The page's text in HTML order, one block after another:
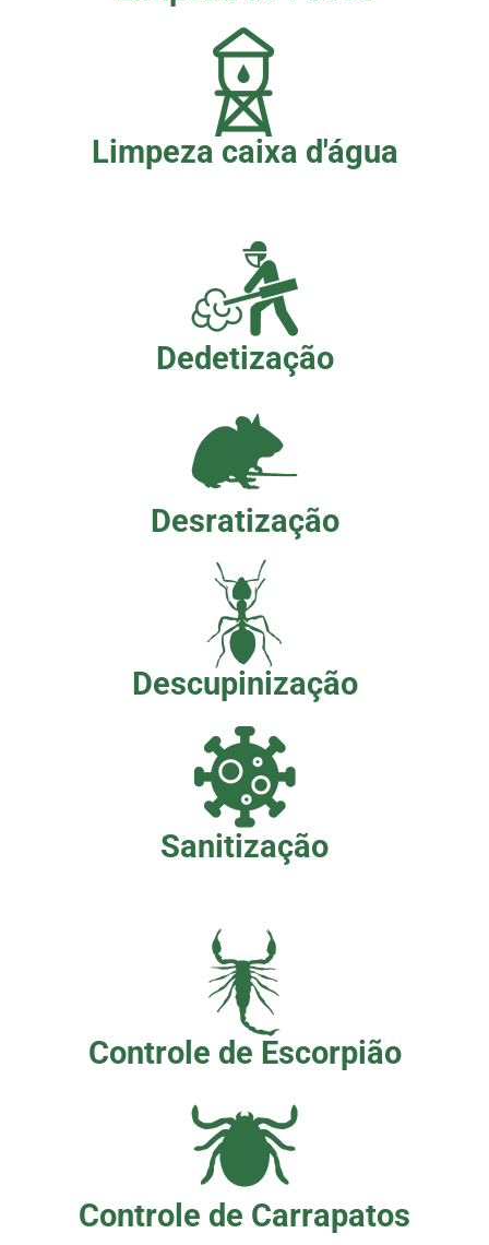
Limpeza caixa d'água
Dedetização
Desratização
Descupinização
Sanitização
Controle de Escorpião
Controle de Carrapatos